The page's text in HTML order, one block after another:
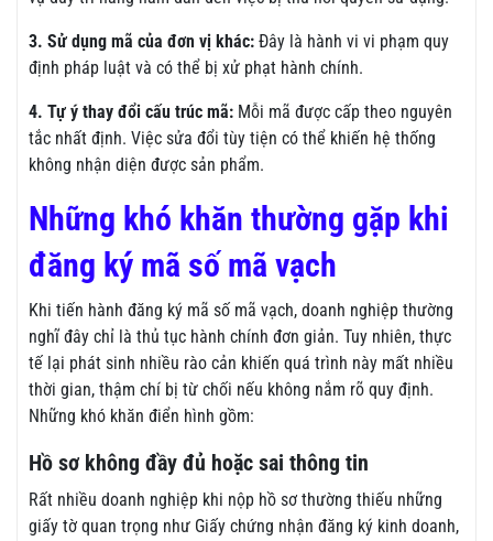
3. Sử dụng mã của đơn vị khác: Đây là hành vi vi phạm quy
định pháp luật và có thể bị xử phạt hành chính.
4. Tự ý thay đổi cấu trúc mã: Mỗi mã được cấp theo nguyên
tắc nhất định. Việc sửa đổi tùy tiện có thể khiến hệ thống
không nhận diện được sản phẩm.
Những khó khăn thường gặp khi
đăng ký mã số mã vạch
Khi tiến hành đăng ký mã số mã vạch, doanh nghiệp thường
nghĩ đây chỉ là thủ tục hành chính đơn giản. Tuy nhiên, thực
tế lại phát sinh nhiều rào cản khiến quá trình này mất nhiều
thời gian, thậm chí bị từ chối nếu không nắm rõ quy định.
Những khó khăn điển hình gồm:
Hồ sơ không đầy đủ hoặc sai thông tin
Rất nhiều doanh nghiệp khi nộp hồ sơ thường thiếu những
giấy tờ quan trọng như Giấy chứng nhận đăng ký kinh doanh,